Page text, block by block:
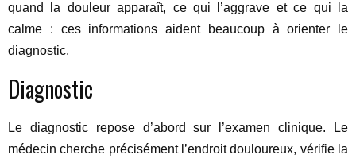
quand la douleur apparaît, ce qui l’aggrave et ce qui la
calme : ces informations aident beaucoup à orienter le
diagnostic.
Diagnostic
Le diagnostic repose d’abord sur l’examen clinique. Le
médecin cherche précisément l’endroit douloureux, vérifie la